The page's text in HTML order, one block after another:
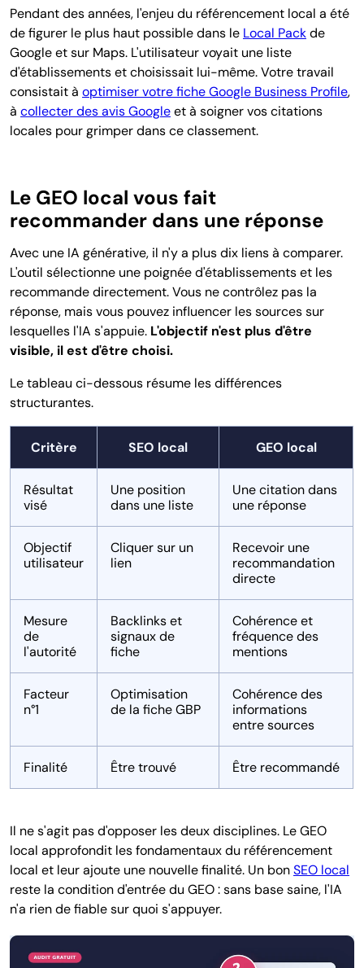
Pendant des années, l'enjeu du référencement local a été
de figurer le plus haut possible dans le Local Packde
Google et sur Maps. L'utilisateur voyait une liste
d'établissements et choisissait lui-même. Votre travail
consistait à optimiser votre fiche Google Business Profile,
à collecter des avis Googleet à soigner vos citations
locales pour grimper dans ce classement.
Le GEO local vous fait
recommander dans une réponse
Avec une IA générative, il n'y a plus dix liens à comparer.
L'outil sélectionne une poignée d'établissements et les
recommande directement. Vous ne contrôlez pas la
réponse, mais vous pouvez influencer les sources sur
lesquelles l'IA s'appuie. L'objectif n'est plus d'être
visible, il est d'être choisi.
Le tableau ci-dessous résume les différences
structurantes.
Critère SEO local GEO local
Résultat
visé
Une position
dans une liste
Une citation dans
une réponse
Objectif
utilisateur
Cliquer sur un
lien
Recevoir une
recommandation
directe
Mesure
de
l'autorité
Backlinks et
signaux de
fiche
Cohérence et
fréquence des
mentions
Facteur
n°1
Optimisation
de la fiche GBP
Cohérence des
informations
entre sources
Finalité Être trouvé Être recommandé
Il ne s'agit pas d'opposer les deux disciplines. Le GEO
local approfondit les fondamentaux du référencement
local et leur ajoute une nouvelle finalité. Un bonSEO local
reste la condition d'entrée du GEO : sans base saine, l'IA
n'a rien de fiable sur quoi s'appuyer.